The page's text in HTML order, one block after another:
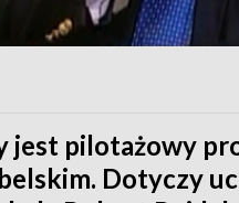
jest pilotażowy
Dotyczy